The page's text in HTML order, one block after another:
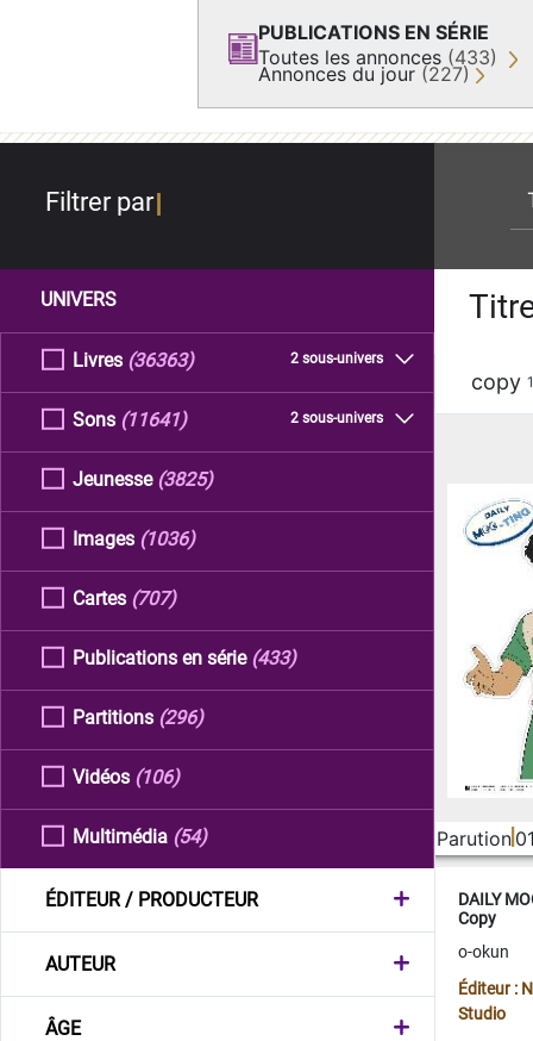
PUBLICATIONS EN SÉRIE
Toutes les annonces (433)
Annonces du jour (227)
Filtrer par
UNIVERS
Livres 2 sous-univers
(36363)
Sons 2 sous-univers
(11641)
Jeunesse (3825)
Images (1036)
Cartes (707)
Publications en série (433)
Partitions (296)
Vidéos (106)
Multimédia (54)
ÉDITEUR / PRODUCTEUR
AUTEUR
ÂGE
copy
Parution
DAILY
Copy
o-okun
Éditeur :
Studio